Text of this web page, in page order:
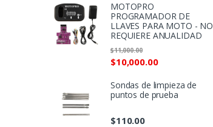
MOTOPRO
PROGRAMADOR DE
LLAVES PARA MOTO - NO
REQUIERE ANUALIDAD
$10,000.00
$11,000.00
Sondas de limpieza de
puntos de prueba
$110.00